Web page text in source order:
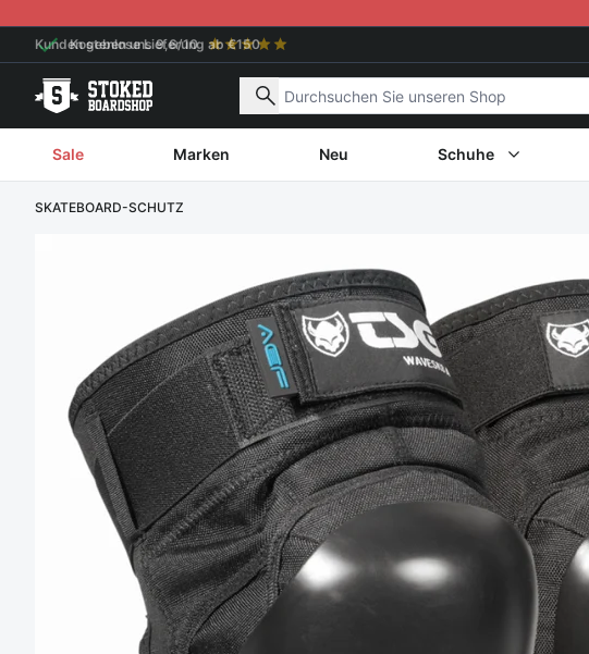
Kostenlose Lieferung ab €150
Nach Produkten suchen
Sale Marken Neu Schuhe
SKATEBOARD-SCHUTZ